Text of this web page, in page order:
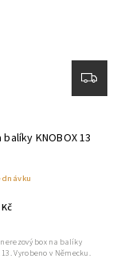
balíky KNOBOX 13
box na balíky
13. Vyrobeno v Německu.